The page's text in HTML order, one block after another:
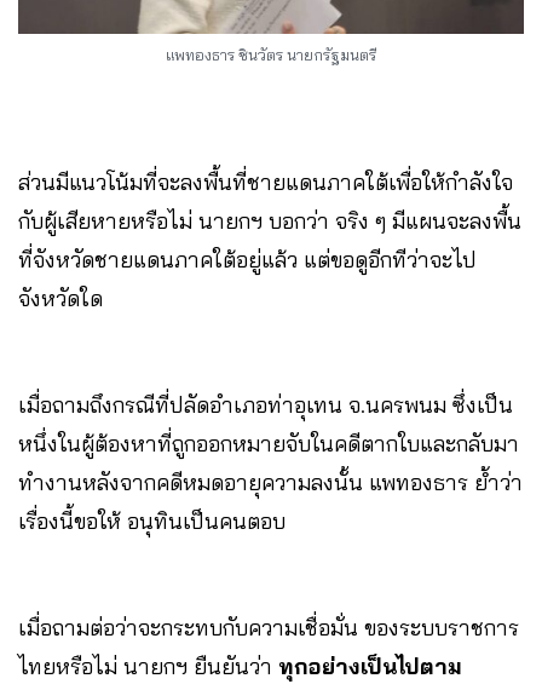
แพทองธาร ชินวัตร นายกรัฐมนตรี
ส่วนมีแนวโน้มที่จะลงพื้นที่ชายแดนภาคใต้เพื่อให้กำลังใจ
กับผู้เสียหายหรือไม่ นายกฯ บอกว่า จริง ๆ มีแผนจะลงพื้น
ที่จังหวัดชายแดนภาคใต้อยู่แล้ว แต่ขอดูอีกทีว่าจะไป
จังหวัดใด
เมื่อถามถึงกรณีที่ปลัดอำเภอท่าอุเทน จ.นครพนม ซึ่งเป็น
หนึ่งในผู้ต้องหาที่ถูกออกหมายจับในคดีตากใบและกลับมา
ทำงานหลังจากคดีหมดอายุความลงนั้น แพทองธาร ย้ำว่า
เรื่องนี้ขอให้ อนุทินเป็นคนตอบ
เมื่อถามต่อว่าจะกระทบกับความเชื่อมั่น ของระบบราชการ
ไทยหรือไม่ นายกฯ ยืนยันว่า ทุกอย่างเป็นไปตาม